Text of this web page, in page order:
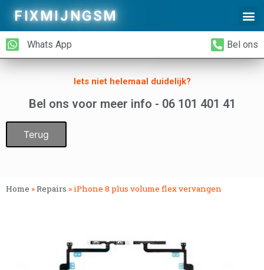
FIXMIJNGSM
Whats App Bel ons
Iets niet helemaal duidelijk?
Bel ons voor meer info - 06 101 401 41
Terug
Home »Repairs »iPhone 8 plus volume flex vervangen